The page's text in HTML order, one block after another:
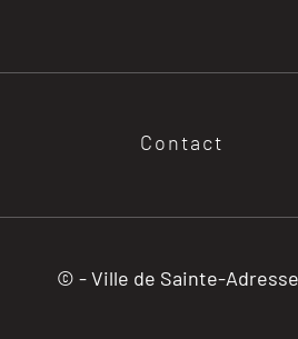
Contact
© - Ville de Sainte-